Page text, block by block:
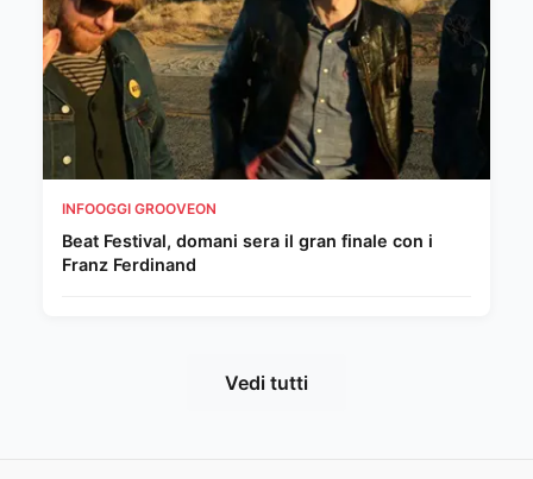
INFOOGGI GROOVEON
Beat Festival, domani sera il gran finale con i
Franz Ferdinand
Vedi tutti